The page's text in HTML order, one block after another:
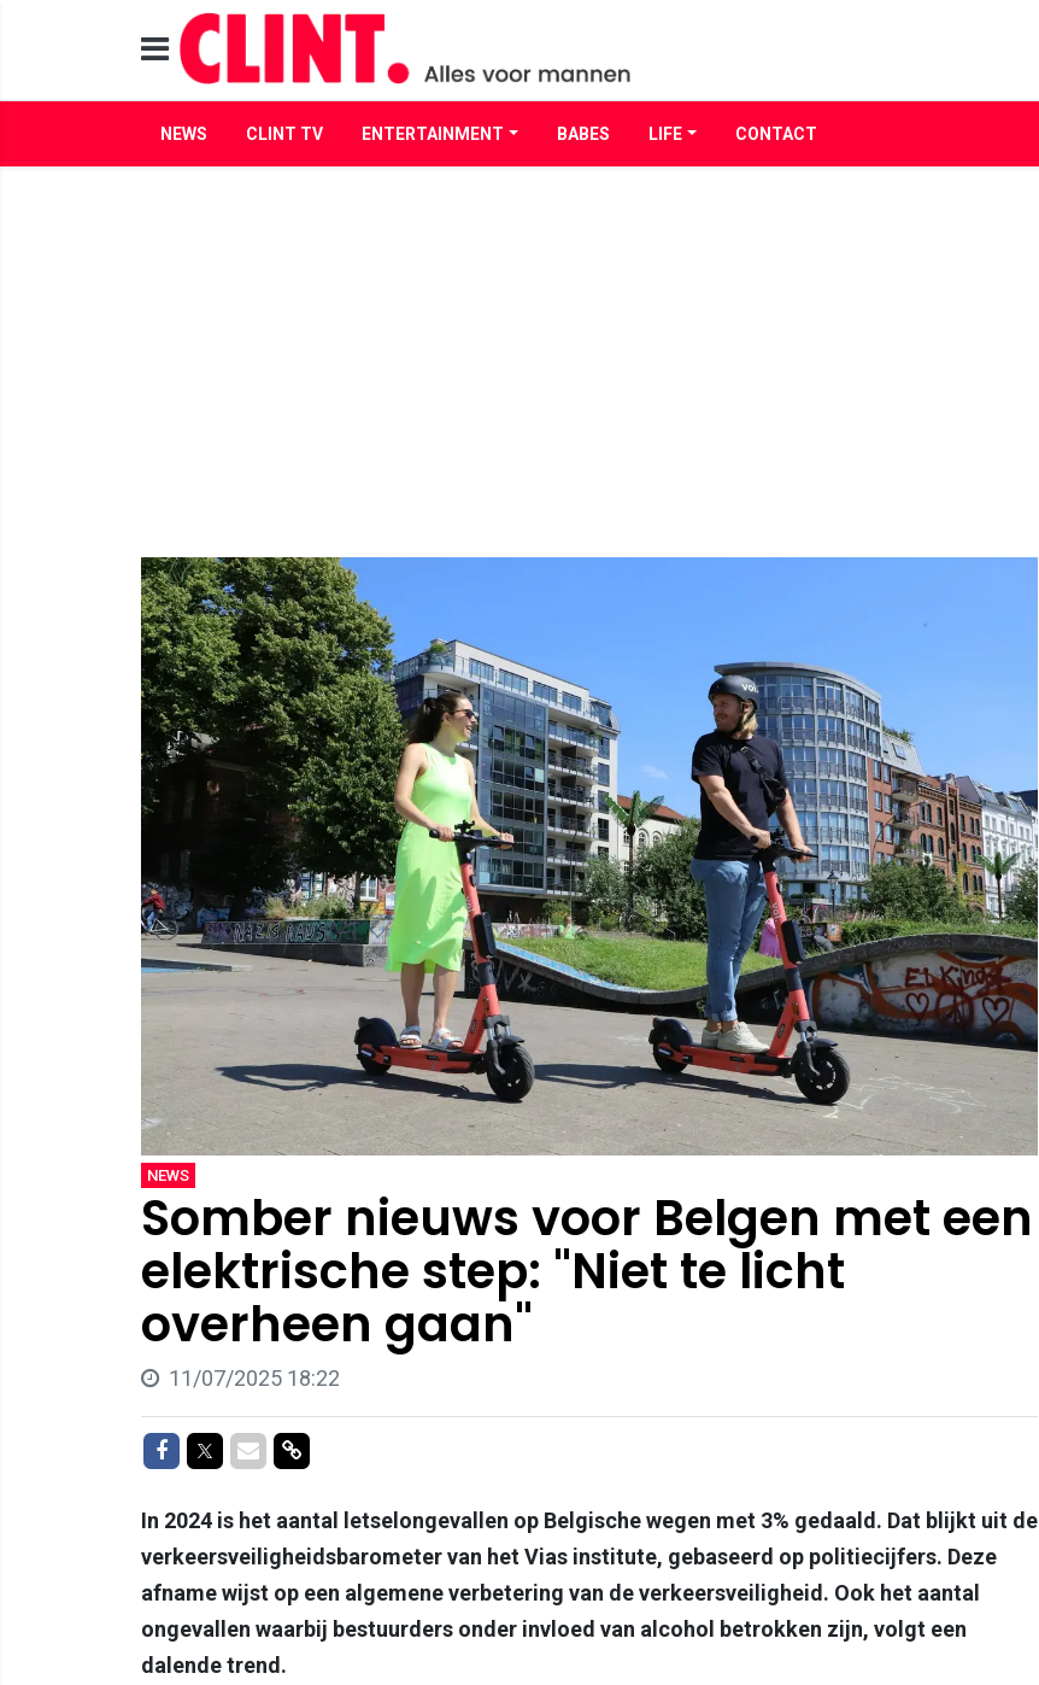
NEWS CLINT TV ENTERTAINMENT BABES LIFE CONTACT
NEWS
Somber nieuws voor Belgen met een
elektrische step: "Niet te licht
overheen gaan"
11/07/2025 18:22
Delen op Facebook
Delen op Twitter
Delen via Mail
Delen via link
In 2024 is het aantal letselongevallen op Belgische wegen met 3% gedaald. Dat blijkt uit de
verkeersveiligheidsbarometer van het Vias institute, gebaseerd op politiecijfers. Deze
afname wijst op een algemene verbetering van de verkeersveiligheid. Ook het aantal
ongevallen waarbij bestuurders onder invloed van alcohol betrokken zijn, volgt een
dalende trend.